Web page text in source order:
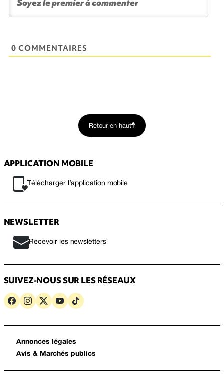
0 COMMENTAIRES
Retour en haut
APPLICATION MOBILE
Télécharger l’application mobile
NEWSLETTER
Recevoir les newsletters
SUIVEZ-NOUS SUR LES RÉSEAUX
Annonces légales
Avis & Marchés publics